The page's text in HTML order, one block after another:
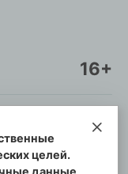
16+
целей.
данные